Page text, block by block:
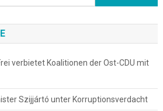
nach:
verbietet Koalitionen der Ost-CDU mit
Szijjártó unter Korruptionsverdacht